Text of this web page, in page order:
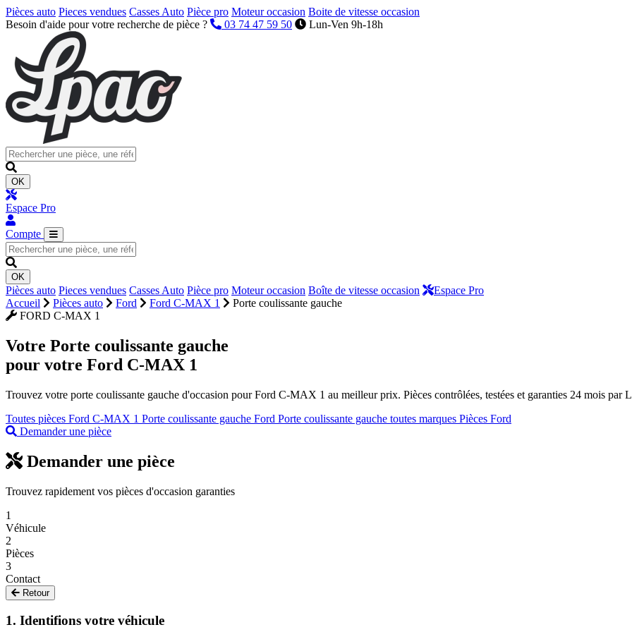
Pièces auto Pieces vendues Casses Auto Pièce pro Moteur occasion Boite de vitesse occasion
Besoin d'aide pour votre recherche de pièce ?
03 74 47 59 50 Lun-Ven 9h-18h
OK
Espace Pro
Compte
OK
Pièces auto Pieces vendues Casses Auto Pièce pro Moteur occasion Boîte de vitesse occasion
Espace Pro
Accueil
Pièces auto Ford Ford C-MAX 1
Porte coulissante gauche
FORD C-MAX 1
Votre Porte coulissante gauche
pour votre Ford C-MAX 1
Trouvez votre porte coulissante gauche d'occasion pour Ford C-MAX 1 au meilleur prix. Pièces contrôlées, testées et garanties 24 mois par
Toutes pièces Ford C-MAX 1 Porte coulissante gauche Ford Porte coulissante gauche toutes marques Pièces Ford
Demander une pièce
Demander une pièce
Trouvez rapidement vos pièces d'occasion garanties
1
Véhicule
2
Pièces
3
Contact
Retour
1. Identifions votre véhicule